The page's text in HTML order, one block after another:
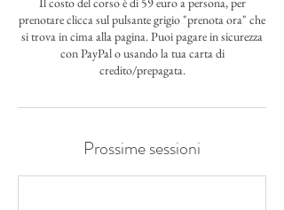
prenotare clicca sul pulsante grigio "prenota ora" che
si trova in cima alla pagina. Puoi pagare in sicurezza
con PayPal o usando la tua carta di
credito/prepagata.
Prossime sessioni